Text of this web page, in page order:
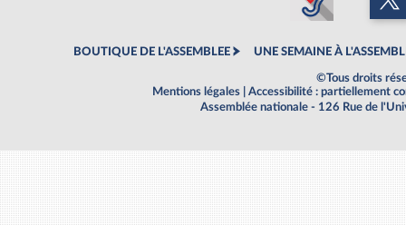
BOUTIQUE DE L'ASSEMBLEE UNE SEMAINE À
©Tous droits
Mentions légales
Accessibilité : partiellement
Assemblée nationale - 126 Rue de